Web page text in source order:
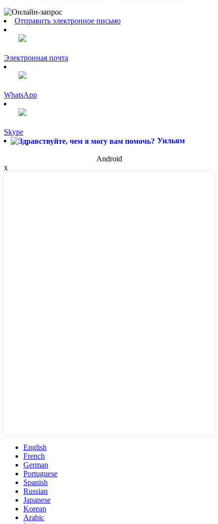
Отправить электронное письмо
Электронная почта
WhatsApp
Skype
Уильям
Android
x
English
French
German
Portuguese
Spanish
Russian
Japanese
Korean
Arabic